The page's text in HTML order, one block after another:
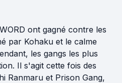
ont gagné contre les
par Kohaku et le calme
les gangs les plus
Il s'agit cette fois des
Ranmaru et Prison Gang,